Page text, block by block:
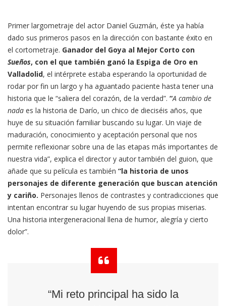
Primer largometraje del actor Daniel Guzmán, éste ya había
dado sus primeros pasos en la dirección con bastante éxito en
el cortometraje. Ganador del Goya al Mejor Corto con
Sueños, con el que también ganó la Espiga de Oro en
Valladolid, el intérprete estaba esperando la oportunidad de
rodar por fin un largo y ha aguantado paciente hasta tener una
historia que le “saliera del corazón, de la verdad”. “A cambio de
nada es la historia de Darío, un chico de dieciséis años, que
huye de su situación familiar buscando su lugar. Un viaje de
maduración, conocimiento y aceptación personal que nos
permite reflexionar sobre una de las etapas más importantes de
nuestra vida”, explica el director y autor también del guion, que
añade que su película es también “la historia de unos
personajes de diferente generación que buscan atención
y cariño. Personajes llenos de contrastes y contradicciones que
intentan encontrar su lugar huyendo de sus propias miserias.
Una historia intergeneracional llena de humor, alegría y cierto
dolor”.
“Mi reto principal ha sido la